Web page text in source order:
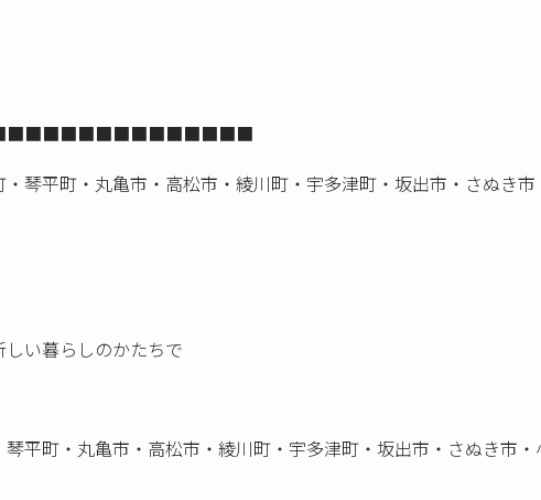
琴平町・丸亀市・高松市・綾川町・宇多津町・坂出市・さぬき
い暮らしのかたちで
平町・丸亀市・高松市・綾川町・宇多津町・坂出市・さぬき市